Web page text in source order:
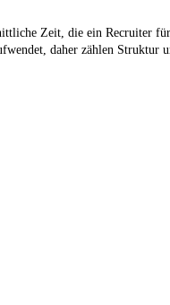
Zeit, die ein Recruiter
daher zählen Struktur